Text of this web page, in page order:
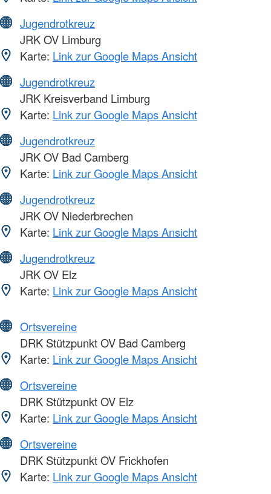
Jugendrotkreuz
JRK OV Limburg
Karte: Link zur Google Maps Ansicht
Jugendrotkreuz
JRK Kreisverband Limburg
Karte: Link zur Google Maps Ansicht
Jugendrotkreuz
JRK OV Bad Camberg
Karte: Link zur Google Maps Ansicht
Jugendrotkreuz
JRK OV Niederbrechen
Karte: Link zur Google Maps Ansicht
Jugendrotkreuz
JRK OV Elz
Karte: Link zur Google Maps Ansicht
Ortsvereine
DRK Stützpunkt OV Bad Camberg
Karte: Link zur Google Maps Ansicht
Ortsvereine
DRK Stützpunkt OV Elz
Karte: Link zur Google Maps Ansicht
Ortsvereine
DRK Stützpunkt OV Frickhofen
Karte: Link zur Google Maps Ansicht